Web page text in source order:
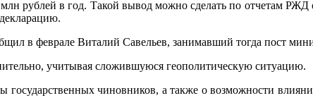
рублей в год. Такой вывод можно сделать по отчетам РЖД
в феврале Виталий Савельев, занимавший тогда пост
учитывая сложившуюся геополитическую ситуацию.
государственных чиновников, а также о возможности